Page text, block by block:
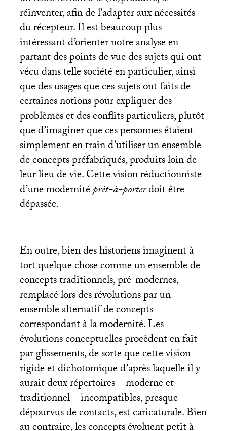
réinventer, afin de l’adapter aux nécessités
du récepteur. Il est beaucoup plus
intéressant d’orienter notre analyse en
partant des points de vue des sujets qui ont
vécu dans telle société en particulier, ainsi
que des usages que ces sujets ont faits de
certaines notions pour expliquer des
problèmes et des conflits particuliers, plutôt
que d’imaginer que ces personnes étaient
simplement en train d’utiliser un ensemble
de concepts préfabriqués, produits loin de
leur lieu de vie. Cette vision réductionniste
d’une modernitéprêt-à-porterdoit être
dépassée.
En outre, bien des historiens imaginent à
tort quelque chose comme un ensemble de
concepts traditionnels, pré-modernes,
remplacé lors des révolutions par un
ensemble alternatif de concepts
correspondant à la modernité. Les
évolutions conceptuelles procèdent en fait
par glissements, de sorte que cette vision
rigide et dichotomique d’après laquelle il y
aurait deux répertoires – moderne et
traditionnel – incompatibles, presque
dépourvus de contacts, est caricaturale. Bien